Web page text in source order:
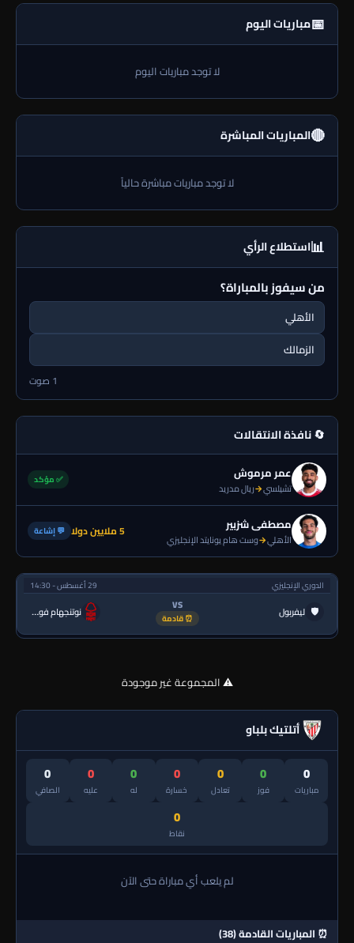
📅مباريات اليوم
لا توجد مباريات اليوم
🔴المباريات المباشرة
لا توجد مباريات مباشرة حالياً
📊استطلاع الرأي
من سيفوز بالمباراة؟
الأهلي
الزمالك
1 صوت
🔄 نافذة الانتقالات
عمر مرموش
تشيلسي→ريال مدريد
✅ مؤكد
مصطفى شزبير
الأهلي→وست هام يونايتد الإنجليزي 5 ملايين دولا 💬 إشاعة
الدوري الإنجليزي 29 أغسطس - 14:30
🛡 ليفربول VS
⏰ قادمة نوتنجهام فورست
⚠️ المجموعة غير موجودة
أتلتيك بلباو
0
مباريات
0
فوز
0
تعادل
0
خسارة
0
له
0
عليه
0
الصافي
0
نقاط
لم يلعب أي مباراة حتى الآن
⏰ المباريات القادمة (38)